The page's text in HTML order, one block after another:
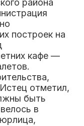
района
построек на
кафе —
.
отметил,
быть
в
юрлица,